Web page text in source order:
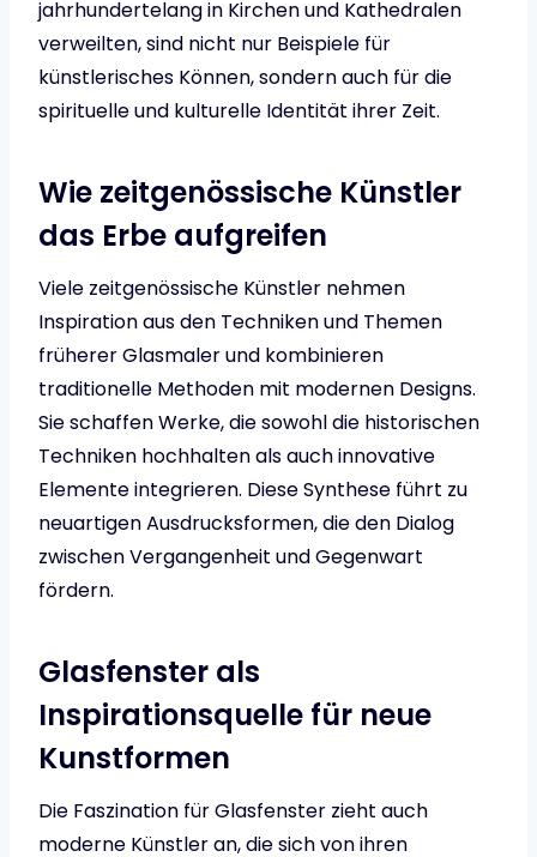
jahrhundertelang in Kirchen und Kathedralen
verweilten, sind nicht nur Beispiele für
künstlerisches Können, sondern auch für die
spirituelle und kulturelle Identität ihrer Zeit.
Wie zeitgenössische Künstler
das Erbe aufgreifen
Viele zeitgenössische Künstler nehmen
Inspiration aus den Techniken und Themen
früherer Glasmaler und kombinieren
traditionelle Methoden mit modernen Designs.
Sie schaffen Werke, die sowohl die historischen
Techniken hochhalten als auch innovative
Elemente integrieren. Diese Synthese führt zu
neuartigen Ausdrucksformen, die den Dialog
zwischen Vergangenheit und Gegenwart
fördern.
Glasfenster als
Inspirationsquelle für neue
Kunstformen
Die Faszination für Glasfenster zieht auch
moderne Künstler an, die sich von ihren